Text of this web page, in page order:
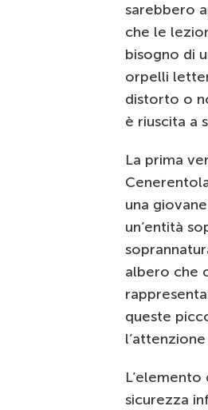
sarebbero
che le
bisogno di
orpelli
distorto o
è riuscita a
La prima
una
un’entità
albero che
queste
sicurezza